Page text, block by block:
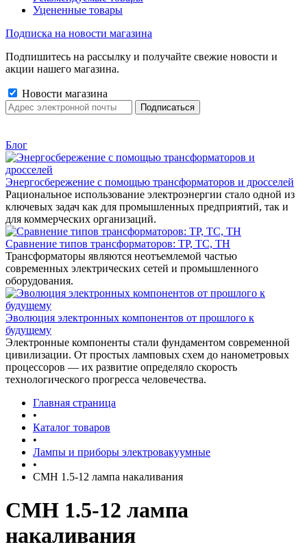
Уцененные товары
Подписка на новости магазина
Подпишитесь на рассылку и получайте свежие новости и
акции нашего магазина.
Новости магазина
Блог
Энергосбережение с помощью трансформаторов и дросселей
Рациональное использование электроэнергии стало одной из
ключевых задач как для промышленных предприятий, так и
для коммерческих организаций.
Сравнение типов трансформаторов: ТР, ТС, ТН
Трансформаторы являются неотъемлемой частью
современных электрических сетей и промышленного
оборудования.
Эволюция электронных компонентов от прошлого к
будущему
Электронные компоненты стали фундаментом современной
цивилизации. От простых ламповых схем до нанометровых
процессоров — их развитие определяло скорость
технологического прогресса человечества.
Главная страница
•
Каталог товаров
•
Лампы и приборы электровакуумные
•
СМН 1.5-12 лампа накаливания
СМН 1.5-12 лампа
накаливания